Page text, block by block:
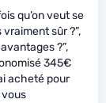
qu’on veut se
vraiment sûr ?”,
?”,
345€
acheté pour
vous